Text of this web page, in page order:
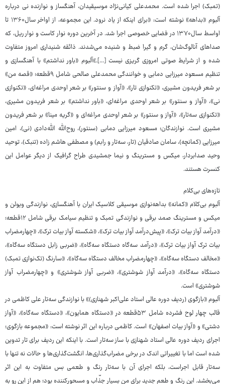
(تمبک) اجرا شده است. محمدعلی کیانی‌نژاد موسیقیدان، آهنگساز و نوازنده نی درباره
آلبوم «بداهه» نوشته است: «برای اینکه از یاد نرود. این مجموعه، از اواخر سال۱۳۶۰ تا
اواسط سال۱۳۷۰ در فضایی خصوصی اجرا شد. در آخرین دوره نوار کاست و نوار ریل، که
صداهای آنالوگ‌شان، گرم و گیرا ضبط و شنیده می‌شدند. ذائقه شنیداری امروز متفاوت
شده و از شرایط صوتی امروزی گریزی نیست [...].»آلبوم «باور نداشتم» با آهنگسازی و
تنظیم مسعود میرزایی دمابی و خوانندگی محمدعلی صالحی شامل ۹قطعه؛ «قصه من»
بر شعر فریدون مشیری، «تکنوازی تار»، «آواز و سنتور» بر شعر اوحدی مراغه‌ای، «تکنوازی
نی»، «آواز و سنتور» بر شعر اوحدی مراغه‌ای، «باور نداشتم» بر شعر فریدون مشیری،
«تکنوازی سه‌تار»، «آواز و سنتور» بر شعر اوحدی مراغه‌ای و «گریه مینا» بر شعر فریدون
مشیری است. نوازندگان؛ مسعود میرزایی دمابی (سنتور)، روح‌الله الله‌دادی (نی)، امین
میرزایی (کمانچه)، سامان صادقیان (تار، سه‌تار و رابم) و مصطفی هاشم زاده (تنبک)، توحید
وحید صدابردار، میکس و مسترینگ و نیما جمشیدی طراح گرافیک از دیگر عوامل این
کنسرت هستند.
تازه‌های بی‌کلام
آلبوم بی‌کلام «کمانه» بداهه‌نوازی موسیقی کلاسیک ایران با آهنگسازی، نوازندگی ویولن و
میکس و مسترینگ صمد برقی و نوازندگی تمبک و تنظیم‌ سیامک برقی شامل ۱۲قطعه؛
«درآمد آواز بیات ترک»، «پیش‌درآمد آواز بیات ترک»، «شکسته آواز بیات ترک»، «چهارمضراب
بیات ترک آواز بیات ترک»، «درآمد سه‌گاه دستگاه سه‌گاه»، «ضربی زابل دستگاه سه‌گاه»،
«مخالف دستگاه سه‌گاه»، «چهارمضراب مخالف دستگاه سه‌گاه»، «سارنگ (تک‌نوازی تمبک)
دستگاه سه‌گاه»، «درآمد آواز شوشتری»، «ضربی آواز شوشتری» و «چهارمضراب آواز
شوشتری» است.
آلبوم «بازگوی (ردیف دوره عالی استاد علی‌اکبر شهنازی)» با نوازندگی سه‌تار علی کاظمی در
قالب چهار لوح فشرده شامل ۵۳قطعه در «دستگاه همایون»، «دستگاه سه‌گاه»، «آواز
دشتی» و «آواز بیات اصفهان» است. کاظمی درباره‌ این اثر نوشته است: «مجموعه‌ بازگوی؛
اجرای ردیف دوره عالی استاد شهنازی با ساز سه‌تار است. با اینکه این ردیف برای تار تدوین
شده است اما با تغییراتی اندک در برخی مضراب‌گذاری‌ها، انگشت‌گذاری‌ها و حالات نه ‌تنها با
سه‌تار قابل اجراست، بلکه اجرای آن با سه‌تار رنگ و طعمی بس متفاوت به این اثر
می‌بخشد. این رنگ و طعم جدید برای من بسیار جذّاب و مسحورکننده بود؛ هم از این‌ رو به